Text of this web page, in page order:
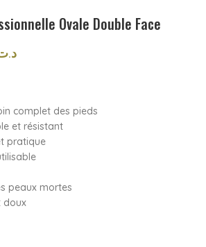
Ovale Double Face
complet des pieds
et résistant
pratique
peaux mortes
doux